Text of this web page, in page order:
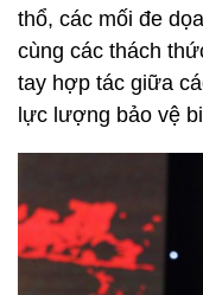
thổ, các mối đe
cùng các thách
tay hợp tác giữa
lực lượng bảo vệ